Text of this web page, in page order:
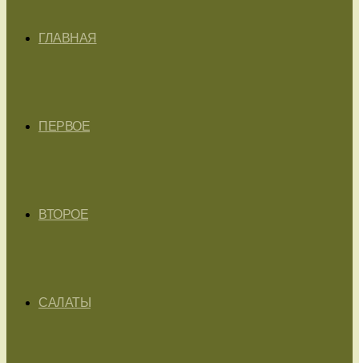
ГЛАВНАЯ
ПЕРВОЕ
ВТОРОЕ
САЛАТЫ